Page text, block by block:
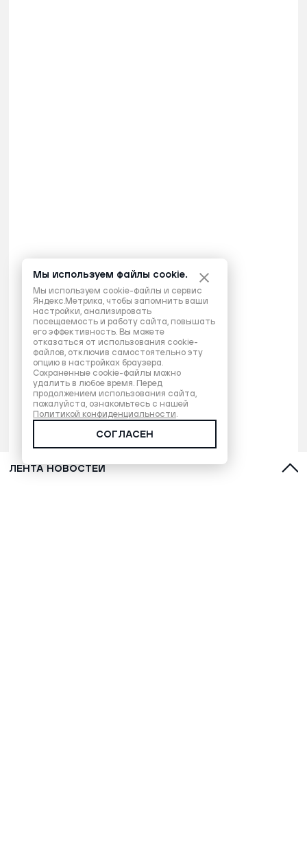
ЛЕНТА НОВОСТЕЙ
Мы используем файлы cookie.
Мы используем cookie-файлы и сервис
Яндекс.Метрика, чтобы запомнить ваши
настройки, анализировать
посещаемость и работу сайта, повышать
его эффективность. Вы можете
отказаться от использования cookie-
файлов, отключив самостоятельно эту
опцию в настройках браузера.
Сохраненные cookie-файлы можно
удалить в любое время. Перед
продолжением использования сайта,
пожалуйста, ознакомьтесь с нашей
Политикой конфиденциальности.
СОГЛАСЕН